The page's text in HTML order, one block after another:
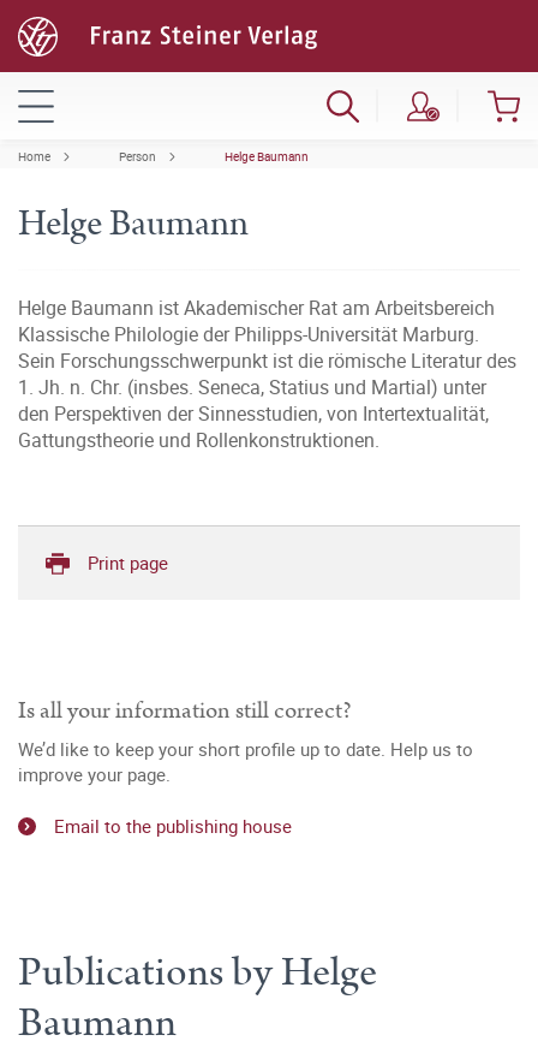
Home Person Helge Baumann
Helge Baumann
Helge Baumann ist Akademischer Rat am Arbeitsbereich
Klassische Philologie der Philipps-Universität Marburg.
Sein Forschungsschwerpunkt ist die römische Literatur des
1. Jh. n. Chr. (insbes. Seneca, Statius und Martial) unter
den Perspektiven der Sinnesstudien, von Intertextualität,
Gattungstheorie und Rollenkonstruktionen.
Print page
Is all your information still correct?
We’d like to keep your short profile up to date. Help us to
improve your page.
Email to the publishing house
Publications by Helge
Baumann